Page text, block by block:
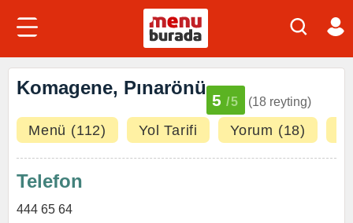
Komagene, Pınarönü
5 /5 (18 reyting)
Menü (112) Yol Tarifi Yorum (18)
Telefon
444 65 64